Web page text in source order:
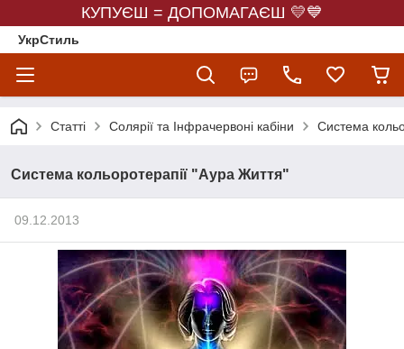
КУПУЄШ = ДОПОМАГАЄШ 💛💙
УкрСтиль
Статті Солярії та Інфрачервоні кабіни Система
Система кольоротерапії "Аура Життя"
09.12.2013